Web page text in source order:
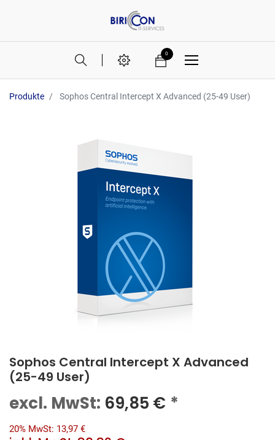
0
Produkte Sophos Central Intercept X Advanced (25-49 User)
Sophos Central Intercept X Advanced
(25-49 User)
excl. MwSt: 69,85 € *
20% MwSt: 13,97 €